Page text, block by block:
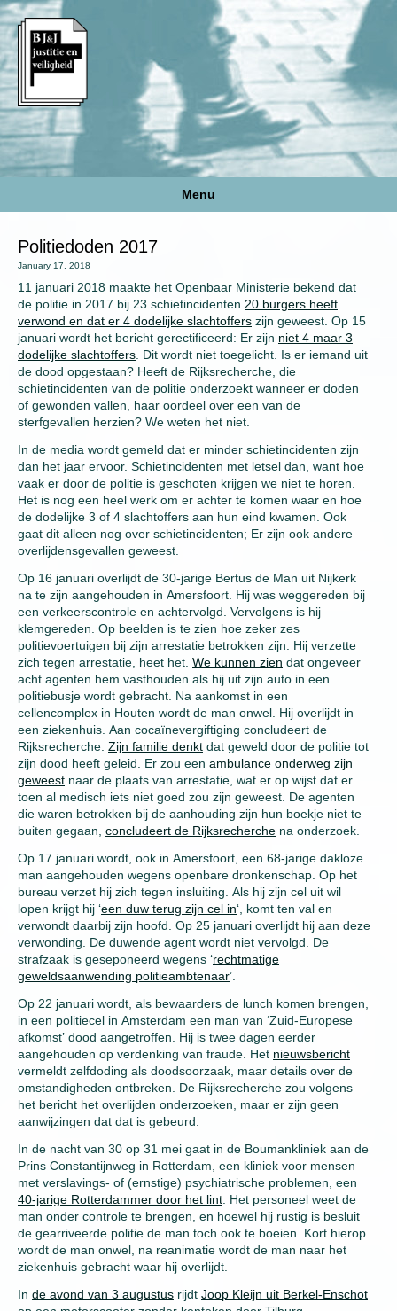
Menu
Politiedoden 2017
January 17, 2018
11 januari 2018 maakte het Openbaar Ministerie bekend dat
de politie in 2017 bij 23 schietincidenten 20 burgers heeft
verwond en dat er 4 dodelijke slachtoffers zijn geweest. Op 15
januari wordt het bericht gerectificeerd: Er zijn niet 4 maar 3
dodelijke slachtoffers . Dit wordt niet toegelicht. Is er iemand uit
de dood opgestaan? Heeft de Rijksrecherche, die
schietincidenten van de politie onderzoekt wanneer er doden
of gewonden vallen, haar oordeel over een van de
sterfgevallen herzien? We weten het niet.
In de media wordt gemeld dat er minder schietincidenten zijn
dan het jaar ervoor. Schietincidenten met letsel dan, want hoe
vaak er door de politie is geschoten krijgen we niet te horen.
Het is nog een heel werk om er achter te komen waar en hoe
de dodelijke 3 of 4 slachtoffers aan hun eind kwamen. Ook
gaat dit alleen nog over schietincidenten; Er zijn ook andere
overlijdensgevallen geweest.
Op 16 januari overlijdt de 30-jarige Bertus de Man uit Nijkerk
na te zijn aangehouden in Amersfoort. Hij was weggereden bij
een verkeerscontrole en achtervolgd. Vervolgens is hij
klemgereden. Op beelden is te zien hoe zeker zes
politievoertuigen bij zijn arrestatie betrokken zijn. Hij verzette
zich tegen arrestatie, heet het. We kunnen zien dat ongeveer
acht agenten hem vasthouden als hij uit zijn auto in een
politiebusje wordt gebracht. Na aankomst in een
cellencomplex in Houten wordt de man onwel. Hij overlijdt in
een ziekenhuis. Aan cocaïnevergiftiging concludeert de
Rijksrecherche. Zijn familie denkt dat geweld door de politie tot
zijn dood heeft geleid. Er zou een ambulance onderweg zijn
geweest naar de plaats van arrestatie, wat er op wijst dat er
toen al medisch iets niet goed zou zijn geweest. De agenten
die waren betrokken bij de aanhouding zijn hun boekje niet te
buiten gegaan, concludeert de Rijksrecherche na onderzoek.
Op 17 januari wordt, ook in Amersfoort, een 68-jarige dakloze
man aangehouden wegens openbare dronkenschap. Op het
bureau verzet hij zich tegen insluiting. Als hij zijn cel uit wil
lopen krijgt hij ‘een duw terug zijn cel in‘, komt ten val en
verwondt daarbij zijn hoofd. Op 25 januari overlijdt hij aan deze
verwonding. De duwende agent wordt niet vervolgd. De
strafzaak is geseponeerd wegens ‘rechtmatige
geweldsaanwending politieambtenaar’.
Op 22 januari wordt, als bewaarders de lunch komen brengen,
in een politiecel in Amsterdam een man van ‘Zuid-Europese
afkomst’ dood aangetroffen. Hij is twee dagen eerder
aangehouden op verdenking van fraude. Het nieuwsbericht
vermeldt zelfdoding als doodsoorzaak, maar details over de
omstandigheden ontbreken. De Rijksrecherche zou volgens
het bericht het overlijden onderzoeken, maar er zijn geen
aanwijzingen dat dat is gebeurd.
In de nacht van 30 op 31 mei gaat in de Boumankliniek aan de
Prins Constantijnweg in Rotterdam, een kliniek voor mensen
met verslavings- of (ernstige) psychiatrische problemen, een
40-jarige Rotterdammer door het lint . Het personeel weet de
man onder controle te brengen, en hoewel hij rustig is besluit
de gearriveerde politie de man toch ook te boeien. Kort hierop
wordt de man onwel, na reanimatie wordt de man naar het
ziekenhuis gebracht waar hij overlijdt.
In de avond van 3 augustus rijdt Joop Kleijn uit Berkel-Enschot